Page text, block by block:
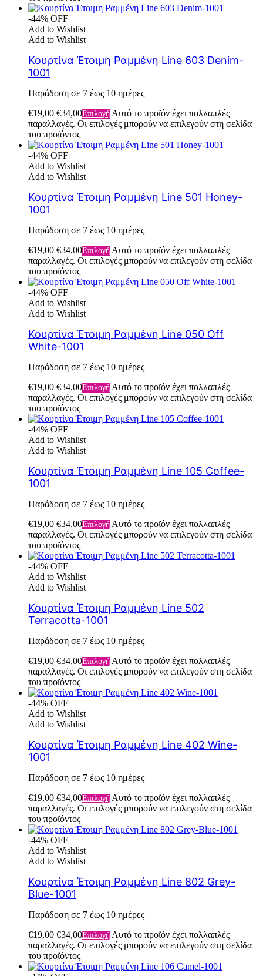
-44% OFF
Add to Wishlist
Add to Wishlist
Κουρτίνα Έτοιμη Ραμμένη Line 603 Denim-
1001
Παράδοση σε 7 έως 10 ημέρες
€19,00 €34,00Επιλογή Αυτό το προϊόν έχει πολλαπλές
παραλλαγές. Οι επιλογές μπορούν να επιλεγούν στη σελίδα
του προϊόντος
-44% OFF
Add to Wishlist
Add to Wishlist
Κουρτίνα Έτοιμη Ραμμένη Line 501 Honey-
1001
Παράδοση σε 7 έως 10 ημέρες
€19,00 €34,00Επιλογή Αυτό το προϊόν έχει πολλαπλές
παραλλαγές. Οι επιλογές μπορούν να επιλεγούν στη σελίδα
του προϊόντος
-44% OFF
Add to Wishlist
Add to Wishlist
Κουρτίνα Έτοιμη Ραμμένη Line 050 Off
White-1001
Παράδοση σε 7 έως 10 ημέρες
€19,00 €34,00Επιλογή Αυτό το προϊόν έχει πολλαπλές
παραλλαγές. Οι επιλογές μπορούν να επιλεγούν στη σελίδα
του προϊόντος
-44% OFF
Add to Wishlist
Add to Wishlist
Κουρτίνα Έτοιμη Ραμμένη Line 105 Coffee-
1001
Παράδοση σε 7 έως 10 ημέρες
€19,00 €34,00Επιλογή Αυτό το προϊόν έχει πολλαπλές
παραλλαγές. Οι επιλογές μπορούν να επιλεγούν στη σελίδα
του προϊόντος
-44% OFF
Add to Wishlist
Add to Wishlist
Κουρτίνα Έτοιμη Ραμμένη Line 502
Terracotta-1001
Παράδοση σε 7 έως 10 ημέρες
€19,00 €34,00Επιλογή Αυτό το προϊόν έχει πολλαπλές
παραλλαγές. Οι επιλογές μπορούν να επιλεγούν στη σελίδα
του προϊόντος
-44% OFF
Add to Wishlist
Add to Wishlist
Κουρτίνα Έτοιμη Ραμμένη Line 402 Wine-
1001
Παράδοση σε 7 έως 10 ημέρες
€19,00 €34,00Επιλογή Αυτό το προϊόν έχει πολλαπλές
παραλλαγές. Οι επιλογές μπορούν να επιλεγούν στη σελίδα
του προϊόντος
-44% OFF
Add to Wishlist
Add to Wishlist
Κουρτίνα Έτοιμη Ραμμένη Line 802 Grey-
Blue-1001
Παράδοση σε 7 έως 10 ημέρες
€19,00 €34,00Επιλογή Αυτό το προϊόν έχει πολλαπλές
παραλλαγές. Οι επιλογές μπορούν να επιλεγούν στη σελίδα
του προϊόντος